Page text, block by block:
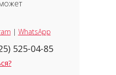
| WhatsApp
525-04-85